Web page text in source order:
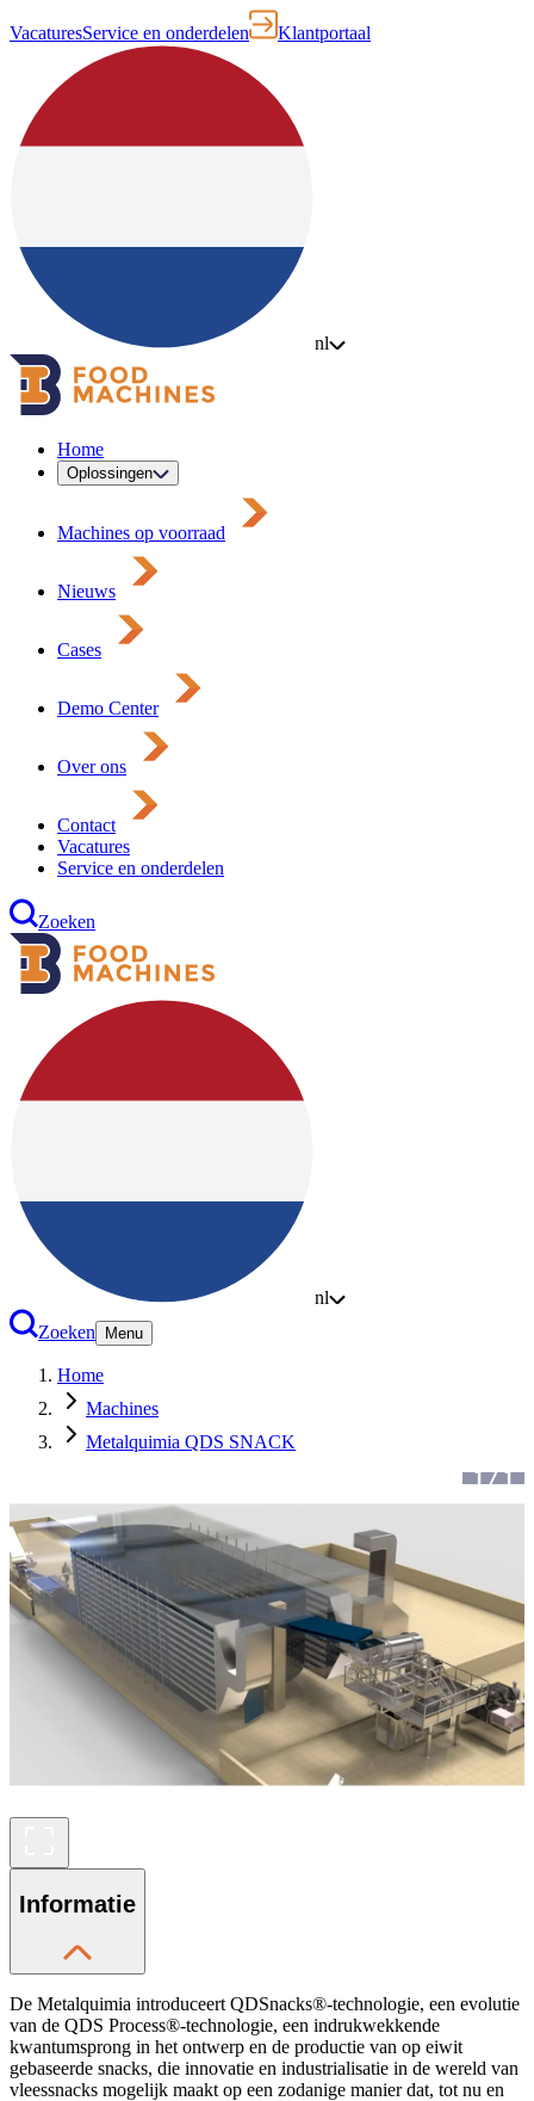
VacaturesService en onderdelen Klantportaal
nl
Home
Oplossingen
Machines op voorraad
Nieuws
Cases
Demo Center
Over ons
Contact
Vacatures
Service en onderdelen
Zoeken
nl
Zoeken
Menu
Home
Machines
Metalquimia QDS SNACK
1/1
Informatie
De Metalquimia introduceert QDSnacks®-technologie, een evolutie
van de QDS Process®-technologie, een indrukwekkende
kwantumsprong in het ontwerp en de productie van op eiwit
gebaseerde snacks, die innovatie en industrialisatie in de wereld van
vleessnacks mogelijk maakt op een zodanige manier dat, tot nu en